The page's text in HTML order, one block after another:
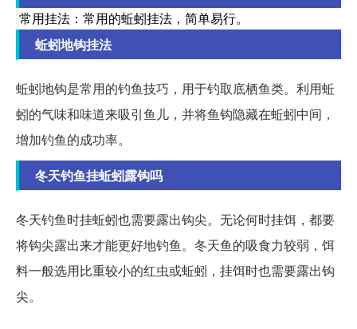
常用挂法：常用的蚯蚓挂法，简单易行。
蚯蚓地钩挂法
蚯蚓地钩是常用的钓鱼技巧，用于钓取底栖鱼类。利用蚯
蚓的气味和味道来吸引鱼儿，并将鱼钩隐藏在蚯蚓中间，
增加钓鱼的成功率。
冬天钓鱼挂蚯蚓露钩吗
冬天钓鱼时挂蚯蚓也需要露出钩尖。无论何时挂饵，都要
将钩尖露出来才能更好地钓鱼。冬天鱼的吸食力较弱，饵
料一般选用比重较小的红虫或蚯蚓，挂饵时也需要露出钩
尖。